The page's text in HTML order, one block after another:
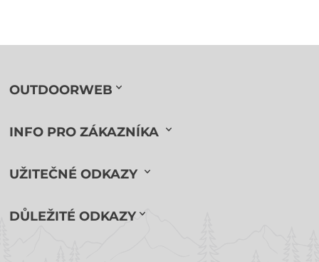
OUTDOORWEB
INFO PRO ZÁKAZNÍKA
UŽITEČNÉ ODKAZY
DŮLEŽITÉ ODKAZY